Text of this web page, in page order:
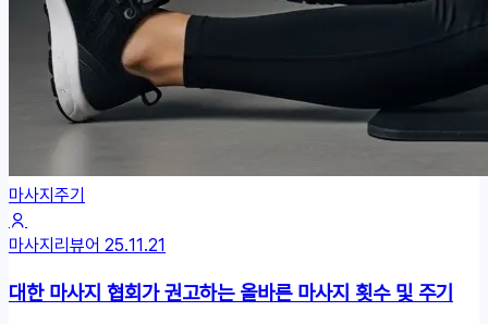
마사지주기
마사지리뷰어 25.11.21
대한 마사지 협회가 권고하는 올바른 마사지 횟수 및 주기